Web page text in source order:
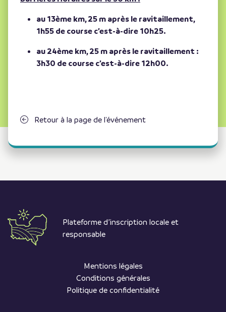
au 13ème km, 25 m après le ravitaillement,
1h55 de course c’est-à-dire 10h25.
au 24ème km, 25 m après le ravitaillement :
3h30 de course c’est-à-dire 12h00.
Retour à la page de l'événement
Plateforme d’inscription locale et
responsable
Mentions légales
Conditions générales
Politique de confidentialité